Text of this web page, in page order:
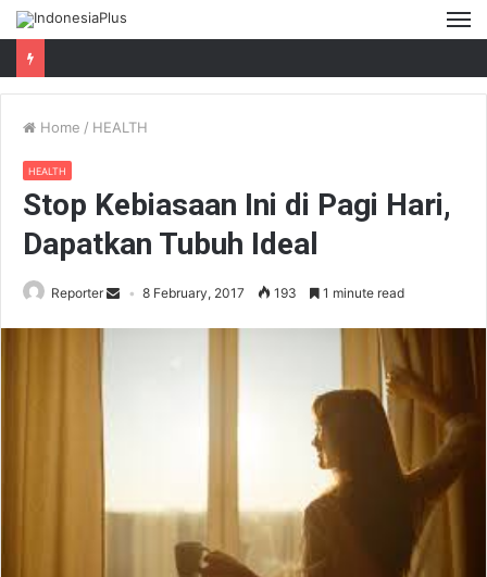
Home / HEALTH
HEALTH
Stop Kebiasaan Ini di Pagi Hari,
Dapatkan Tubuh Ideal
Reporter 8 February, 2017 193 1 minute read